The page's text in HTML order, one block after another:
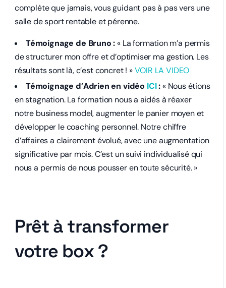
complète que jamais, vous guidant pas à pas vers une
salle de sport rentable et pérenne.
Témoignage de Bruno :« La formation m’a permis
de structurer mon offre et d’optimiser ma gestion. Les
résultats sont là, c’est concret ! »VOIR LA VIDEO
Témoignage d’Adrien en vidéo ICI:« Nous étions
en stagnation. La formation nous a aidés à réaxer
notre business model, augmenter le panier moyen et
développer le coaching personnel. Notre chiffre
d’affaires a clairement évolué, avec une augmentation
significative par mois. C’est un suivi individualisé qui
nous a permis de nous pousser en toute sécurité. »
Prêt à transformer
votre box ?